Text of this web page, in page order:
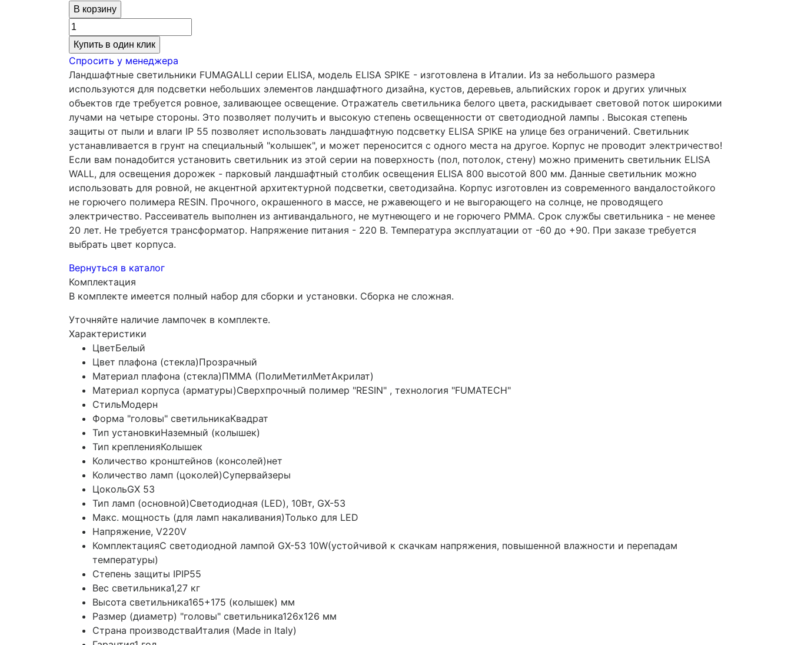
Купить в один клик
Спросить у менеджера
Ландшафтные светильники FUMAGALLI серии ELISA, модель ELISA SPIKE - изготовлена в Италии. Из за небольшого размера
используются для подсветки небольших элементов ландшафтного дизайна, кустов, деревьев, альпийских горок и других уличных
объектов где требуется ровное, заливающее освещение. Отражатель светильника белого цвета, раскидывает световой поток широкими
лучами на четыре стороны. Это позволяет получить и высокую степень освещенности от светодиодной лампы . Высокая степень
защиты от пыли и влаги IP 55 позволяет использовать ландшафтную подсветку ELISA SPIKE на улице без ограничений. Светильник
устанавливается в грунт на специальный "колышек", и может переносится с одного места на другое. Корпус не проводит электричество!
Если вам понадобится установить светильник из этой серии на поверхность (пол, потолок, стену) можно применить светильник ELISA
WALL, для освещения дорожек - парковый ландшафтный столбик освещения ELISA 800 высотой 800 мм. Данные светильник можно
использовать для ровной, не акцентной архитектурной подсветки, светодизайна. Корпус изготовлен из современного вандалостойкого
не горючего полимера RESIN. Прочного, окрашенного в массе, не ржавеющего и не выгорающего на солнце, не проводящего
электричество. Рассеиватель выполнен из антивандального, не мутнеющего и не горючего PMMA. Срок службы светильника - не менее
20 лет. Не требуется трансформатор. Напряжение питания - 220 В. Температура эксплуатации от -60 до +90. При заказе требуется
выбрать цвет корпуса.
Вернуться в каталог
Комплектация
В комплекте имеется полный набор для сборки и установки. Сборка не сложная.
Уточняйте наличие лампочек в комплекте.
Характеристики
ЦветБелый
Цвет плафона (стекла)Прозрачный
Материал плафона (стекла)ПММА (ПолиМетилМетАкрилат)
Материал корпуса (арматуры)Сверхпрочный полимер "RESIN" , технология "FUMATECH"
СтильМодерн
Форма "головы" светильникаКвадрат
Тип установкиНаземный (колышек)
Тип крепленияКолышек
Количество кронштейнов (консолей)нет
Количество ламп (цоколей)Супервайзеры
ЦокольGX 53
Тип ламп (основной)Светодиодная (LED), 10Вт, GX-53
Макс. мощность (для ламп накаливания)Только для LED
Напряжение, V220V
КомплектацияC светодиодной лампой GX-53 10W(устойчивой к скачкам напряжения, повышенной влажности и перепадам
температуры)
Степень защиты IPIP55
Вес светильника1,27 кг
Высота светильника165+175 (колышек) мм
Размер (диаметр) "головы" светильника126x126 мм
Страна производстваИталия (Made in Italy)